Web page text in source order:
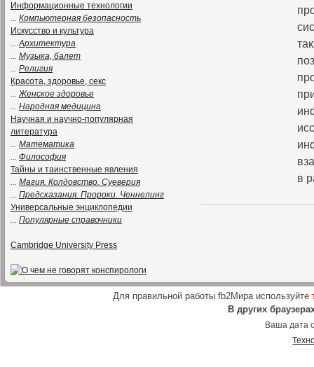
Информационные технологии
... Компьютерная безопасность
Искусство и культура
...Архитектура
... Музыка, балет
... Религия
Красота, здоровье, секс
...Женское здоровье
... Народная медицина
Научная и научно-популярная
литература
... Математика
... Философия
Тайны и таинственные явления
... Магия. Колдовство. Суеверия
... Предсказания. Пророки. Ченнелинг
Универсальные энциклопедии
... Популярные справочники
Cambridge University Press
в
Для правильной работы fb2Мира используйте
В других
Ваша дата